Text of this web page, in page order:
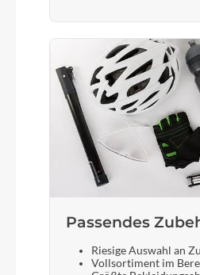
SHIMANO Hub dynamo
125 kg
FUXON FS-30, 30 Lux
Passendes
Riesige Auswahl an
Vollsortiment im